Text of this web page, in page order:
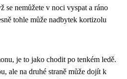
se nemůžete v noci vyspat a ráno
tohle může nadbytek kortizolu
je to jako chodit po tenkém ledě.
ale na druhé straně může dojít k